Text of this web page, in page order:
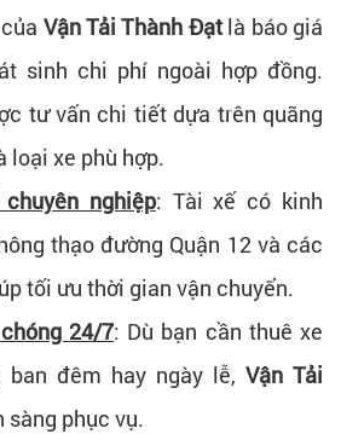
Vận Tải Thành Đạtlà báo giá
sinh chi phí ngoài hợp đồng.
tư vấn chi tiết dựa trên quãng
loại xe phù hợp.
nghiệp: Tài xế có kinh
thạo đường Quận 12 và các
tối ưu thời gian vận chuyển.
24/7: Dù bạn cần thuê xe
đêm hay ngày lễ, Vận Tải
sàng phục vụ.